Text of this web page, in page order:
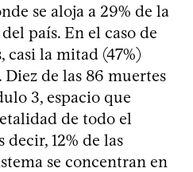
se aloja a 29% de la
país. En el caso de
casi la mitad (47%)
de las 86 muertes
3, espacio que
de todo el
decir, 12% de las
se concentran en